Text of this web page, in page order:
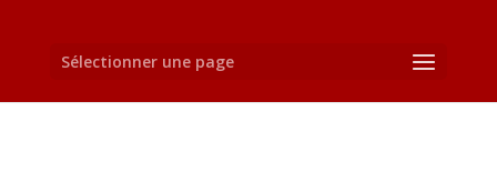
Sélectionner une page